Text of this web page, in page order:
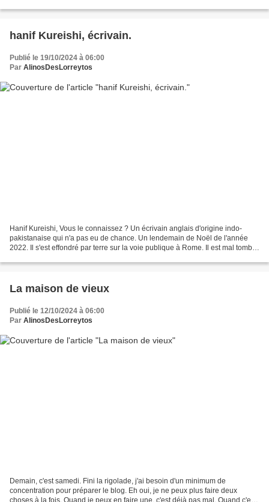
hanif Kureishi, écrivain.
Publié le 19/10/2024 à 06:00
Par AlinosDesLorreytos
Hanif Kureishi, Vous le connaissez ? Un écrivain anglais d'origine indo-
pakistanaise qui n'a pas eu de chance. Un lendemain de Noël de l'année
2022. Il s'est effondré par terre sur la voie publique à Rome. Il est mal tombé.
La maison de vieux
Publié le 12/10/2024 à 06:00
Par AlinosDesLorreytos
Demain, c'est samedi. Fini la rigolade, j'ai besoin d'un minimum de
concentration pour préparer le blog. Eh oui, je ne peux plus faire deux
choses à la fois. Quand je peux en faire une, c'est déjà pas mal. Quand c'est